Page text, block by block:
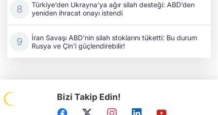
Türkiye’den Ukrayna’ya ağır silah desteği: ABD’den
yeniden ihracat onayı istendi
İran Savaşı ABD'nin silah stoklarını tüketti: Bu durum
Rusya ve Çin'i güçlendirebilir!
Bizi Takip Edin!